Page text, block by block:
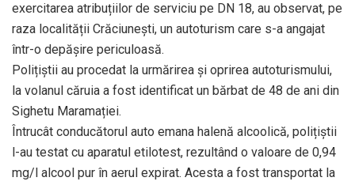
exercitarea atribuțiilor de serviciu pe DN 18, au observat, pe
raza localității Crăciunești, un autoturism care s-a angajat
într-o depășire periculoasă.
Polițiștii au procedat la urmărirea și oprirea autoturismului,
la volanul căruia a fost identificat un bărbat de 48 de ani din
Sighetu Maramației.
Întrucât conducătorul auto emana halenă alcoolică, polițiștii
l-au testat cu aparatul etilotest, rezultând o valoare de 0,94
mg/l alcool pur în aerul expirat. Acesta a fost transportat la